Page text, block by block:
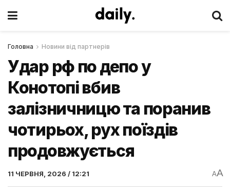
Головна Новини від партнерів
Удар рф по депо у
Конотопі вбив
залізничницю та поранив
чотирьох, рух поїздів
продовжується
11 ЧЕРВНЯ, 2026 / 12:21 AA